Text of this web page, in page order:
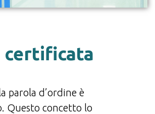
certificata
parola d’ordine è
Questo concetto lo